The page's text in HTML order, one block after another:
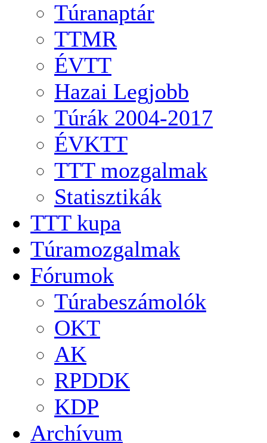
Túranaptár
TTMR
ÉVTT
Hazai Legjobb
Túrák 2004-2017
ÉVKTT
TTT mozgalmak
Statisztikák
TTT kupa
Túramozgalmak
Fórumok
Túrabeszámolók
OKT
AK
RPDDK
KDP
Archívum